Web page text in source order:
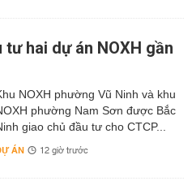
hai dự án NOXH gần
NOXH phường Vũ Ninh và khu
phường Nam Sơn được Bắc
giao chủ đầu tư cho CTCP...
ÁN 12 giờ trước